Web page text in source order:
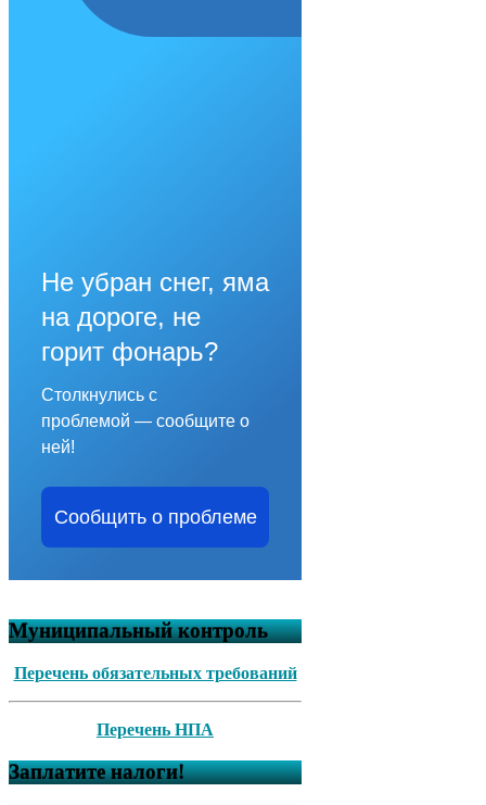
Не убран снег, яма
на дороге, не
горит фонарь?
Столкнулись с
проблемой — сообщите о
ней!
Сообщить о проблеме
Муниципальный контроль
Перечень обязательных требований
Перечень НПА
Заплатите налоги!